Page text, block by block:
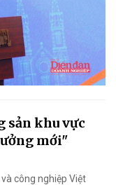
sản khu vực
mới"
công nghiệp Việt